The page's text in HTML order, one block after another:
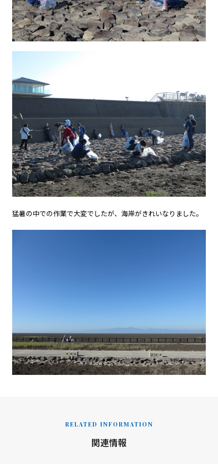
猛暑の中での作業で大変でしたが、海岸がきれいなりました。
RELATED INFORMATION
関連情報